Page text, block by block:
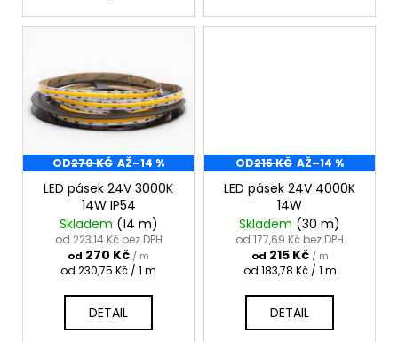
OD270 KČ AŽ–14 %
LED pásek 24V 3000K
14W IP54
Skladem (14 m)
od 223,14 Kč bez DPH
od 270 Kč / m
Měrná
od 230,75 Kč / 1 m
DETAIL
OD215 KČ AŽ–14 %
LED pásek 24V 4000K
14W
Skladem (30 m)
od 177,69 Kč bez DPH
od 215 Kč / m
Měrná
od 183,78 Kč / 1 m
DETAIL